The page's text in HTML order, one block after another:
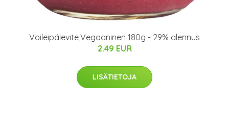
Voileipälevite,Vegaaninen 180g - 29% alennus
2.49 EUR
LISÄTIETOJA